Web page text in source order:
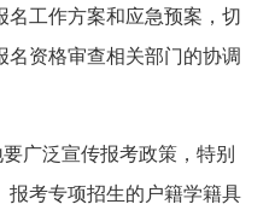
工作方案和应急预案，切
名资格审查相关部门的协调
广泛宣传报考政策，特别
报考专项招生的户籍学籍具